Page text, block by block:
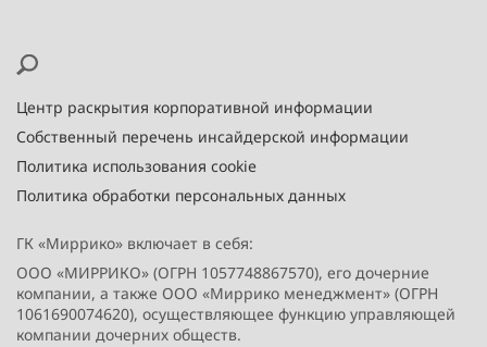
Центр раскрытия корпоративной информации
Собственный перечень инсайдерской информации
Политика использования cookie
Политика обработки персональных данных
ГК «Миррико» включает в себя:
ООО «МИРРИКО» (ОГРН 1057748867570), его дочерние
компании, а также ООО «Миррико менеджмент» (ОГРН
1061690074620), осуществляющее функцию управляющей
компании дочерних обществ.